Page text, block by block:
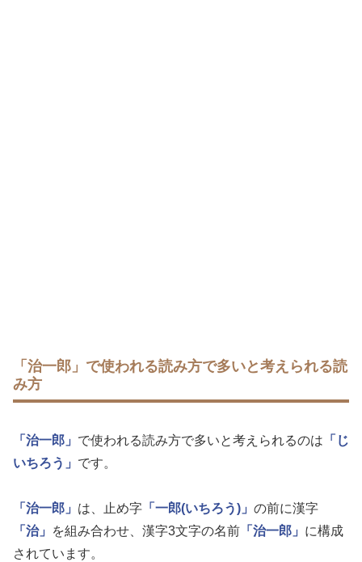
「治一郎」で使われる読み方で多いと考えられる読
み方
「治一郎」 で使われる読み方で多いと考えられるのは 「じ
いちろう」 です。
「治一郎」 は、止め字 「一郎(いちろう)」 の前に漢字
「治」
を組み合わせ、漢字3文字の名前 「治一郎」 に構成
されています。